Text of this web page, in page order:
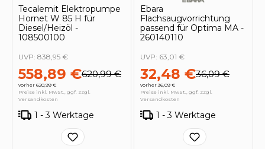
Tecalemit Elektropumpe
Hornet W 85 H für
Diesel/Heizöl -
108500100
558,89 €620,99 €
vorher 620,99 €
UVP: 838,95 €
Preise inkl. MwSt., ggf. zzgl.
Versandkosten
1 - 3 Werktage
Ebara
Flachsaugvorrichtung
passend für Optima MA -
260140110
32,48 €36,09 €
vorher 36,09 €
UVP: 63,01 €
Preise inkl. MwSt., ggf. zzgl.
Versandkosten
1 - 3 Werktage